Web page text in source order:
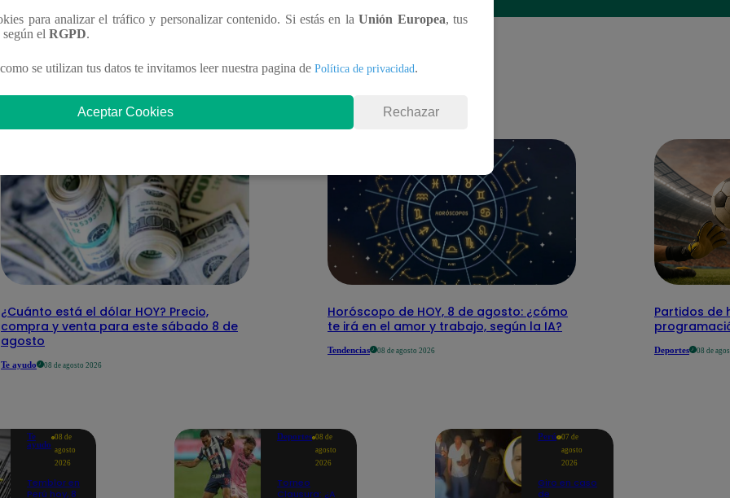
¿Cuánto está el dólar HOY? Precio,
compra y venta para este sábado 8 de
agosto
Te ayudo 08 de agosto 2026
Horóscopo de HOY, 8 de agosto: ¿cómo
te irá en el amor y trabajo, según la IA?
Tendencias 08 de agosto 2026
Partidos de
Deportes 08 de
Te
ayudo
08 de
agosto
2026
Temblor en
Perú hoy, 8
Deportes 08 de
agosto
2026
Torneo
Clausura: ¿A
Perú 07 de
agosto
2026
Giro en caso
de
para analizar el tráfico y personalizar contenido. Si estás en laUnión Europea, tus
según el RGPD.
se utilizan tus datos te invitamos leer nuestra pagina de Política de privacidad.
Aceptar Cookies Rechazar